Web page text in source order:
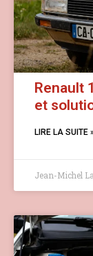
Renault
et
LIRE LA SUITE
Jean-Michel